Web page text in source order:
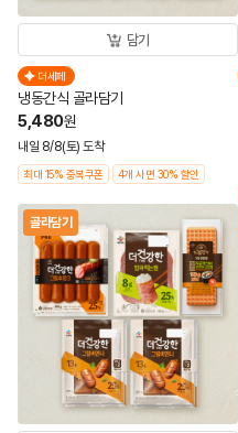
담기
더세페
냉동간식 골라담기
5,480원
내일 8/8(토) 도착
최대 15% 중복쿠폰 4개 사면 30% 할인
골라담기